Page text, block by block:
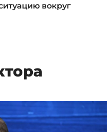
вокруг